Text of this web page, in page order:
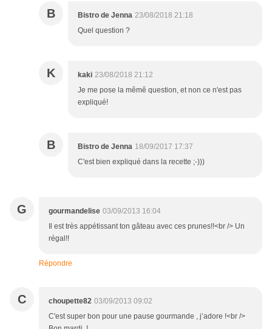
B Bistro de Jenna 23/08/2018 21:18
Quel question ?
K kaki 23/08/2018 21:12
Je me pose la mêmê question, et non ce n'est pas
expliqué!
B Bistro de Jenna 18/09/2017 17:37
C'est bien expliqué dans la recette ;-)))
G gourmandelise 03/09/2013 16:04
Il est très appétissant ton gâteau avec ces prunes!!<br /> Un
régal!!
Répondre
C choupette82 03/09/2013 09:02
C'est super bon pour une pause gourmande , j’adore !<br />